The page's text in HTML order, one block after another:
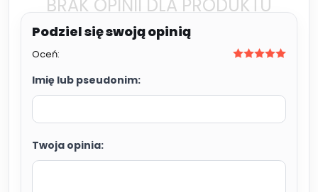
BRAK OPINII DLA PRODUKTU
Oceń:
Imię lub pseudonim:
Twoja opinia: